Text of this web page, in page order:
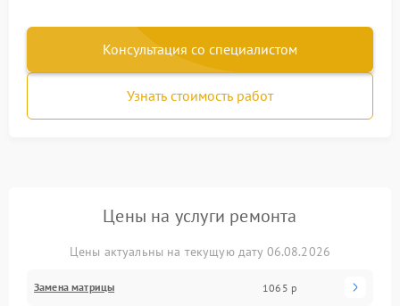
Консультация со специалистом
Узнать стоимость работ
Цены на услуги ремонта
Цены актуальны на текущую дату 06.08.2026
Замена матрицы 1065 р